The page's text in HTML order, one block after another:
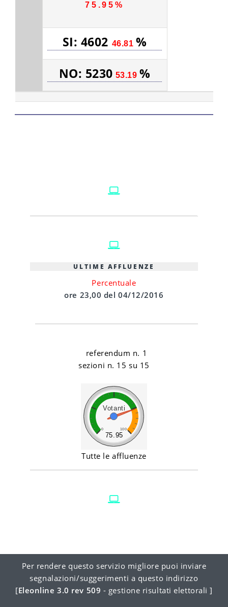
75.95%
SI: 4602 46.81 %
NO: 5230 53.19 %
ULTIME AFFLUENZE
Percentuale
ore 23,00 del 04/12/2016
referendum n. 1
sezioni n. 15 su 15
Votanti
0 100
75.95
Tutte le affluenze
Per rendere questo servizio migliore puoi inviare
segnalazioni/suggerimenti a questo indirizzo
[Eleonline 3.0 rev 509 - gestione risultati elettorali ]